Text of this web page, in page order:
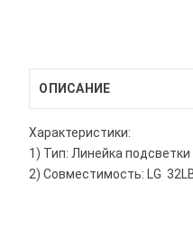
ОПИСАНИЕ
Характеристики:
1) Тип: Линейка
2) Совместимость: LG